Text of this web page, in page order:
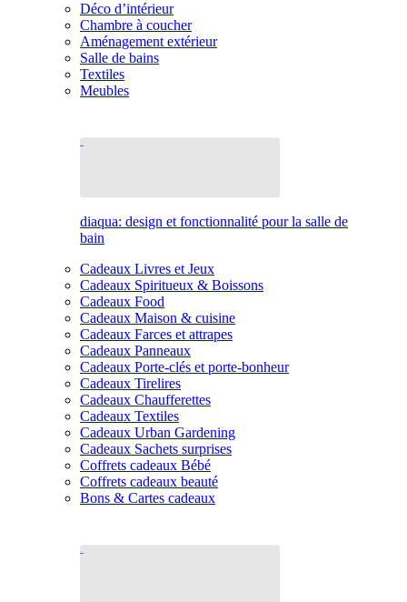
Déco d’intérieur
Chambre à coucher
Aménagement extérieur
Salle de bains
Textiles
Meubles
diaqua: design et fonctionnalité pour la salle de
bain
Cadeaux Livres et Jeux
Cadeaux Spiritueux & Boissons
Cadeaux Food
Cadeaux Maison & cuisine
Cadeaux Farces et attrapes
Cadeaux Panneaux
Cadeaux Porte-clés et porte-bonheur
Cadeaux Tirelires
Cadeaux Chaufferettes
Cadeaux Textiles
Cadeaux Urban Gardening
Cadeaux Sachets surprises
Coffrets cadeaux Bébé
Coffrets cadeaux beauté
Bons & Cartes cadeaux